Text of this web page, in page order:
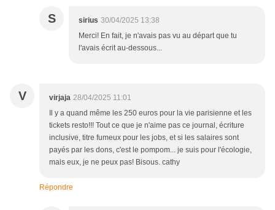
S sirius 30/04/2025 13:38
Merci! En fait, je n'avais pas vu au départ que tu
l'avais écrit au-dessous...
V virjaja 28/04/2025 11:01
Il y a quand même les 250 euros pour la vie parisienne et les
tickets resto!!! Tout ce que je n'aime pas ce journal, écriture
inclusive, titre fumeux pour les jobs, et si les salaires sont
payés par les dons, c'est le pompom... je suis pour l'écologie,
mais eux, je ne peux pas! Bisous. cathy
Répondre